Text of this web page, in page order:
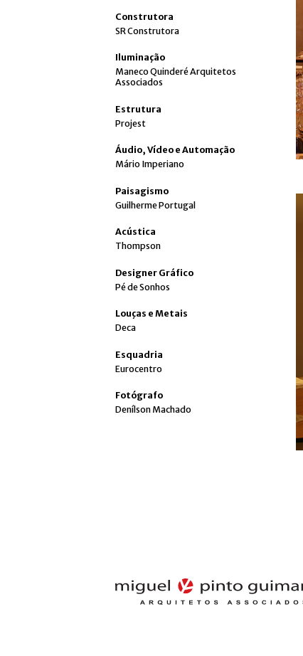
Construtora
SR Construtora
Iluminação
Maneco Quinderé Arquitetos
Associados
Estrutura
Projest
Áudio, Vídeo e Automação
Mário Imperiano
Paisagismo
Guilherme Portugal
Acústica
Thompson
Designer Gráfico
Pé de Sonhos
Louças e Metais
Deca
Esquadria
Eurocentro
Fotógrafo
Denílson Machado